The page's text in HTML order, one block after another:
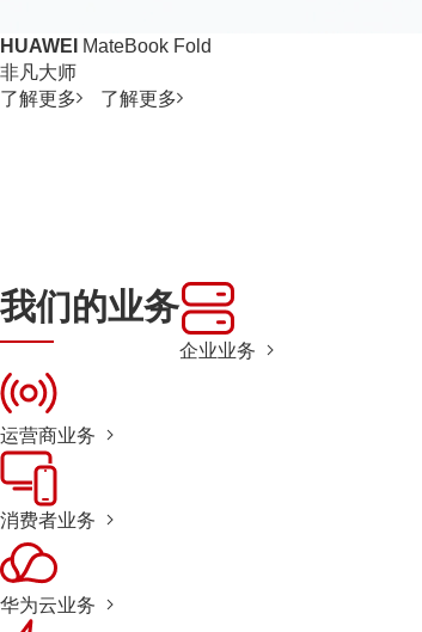
HUAWEI
MateBook Fold
非凡大师
了解更多
了解更多
我们的业务
企业业务
运营商业务
消费者业务
华为云业务